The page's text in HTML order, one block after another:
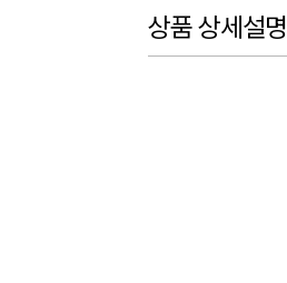
상품 상세설명